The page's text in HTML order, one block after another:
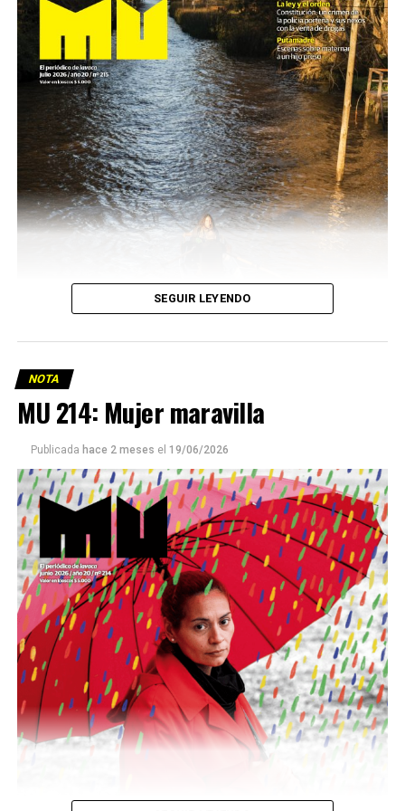
Este número 215 de MU ☝️viene con doble tapa, que
podría ser una frase:
Sin chamuyo, a remarla.
Descargar la Mu en PDF
SEGUIR LEYENDO
NOTA
MU 214: Mujer maravilla
Publicada hace 2 meses el 19/06/2026